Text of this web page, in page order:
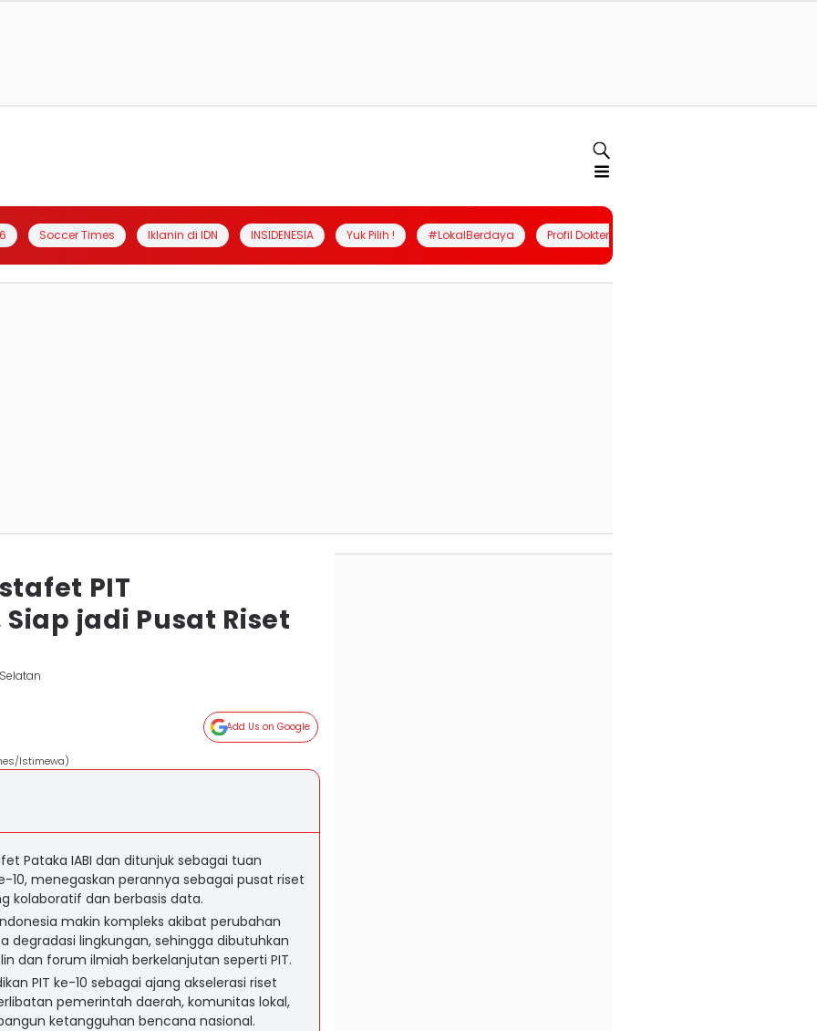
Soccer Times Iklanin di IDN INSIDENESIA Yuk Pilih ! #LokalBerdaya Profil Dokter
PIT
jadi Pusat Riset
Add Us on Google
Istimewa)
Pataka IABI dan ditunjuk sebagai tuan
10, menegaskan perannya sebagai pusat riset
kolaboratif dan berbasis data.
makin kompleks akibat perubahan
degradasi lingkungan, sehingga dibutuhkan
dan forum ilmiah berkelanjutan seperti PIT.
PIT ke-10 sebagai ajang akselerasi riset
pemerintah daerah, komunitas lokal,
ketangguhan bencana nasional.